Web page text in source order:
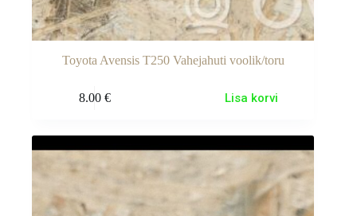
Toyota Avensis T250 Vahejahuti voolik/toru
8.00 € Lisa korvi